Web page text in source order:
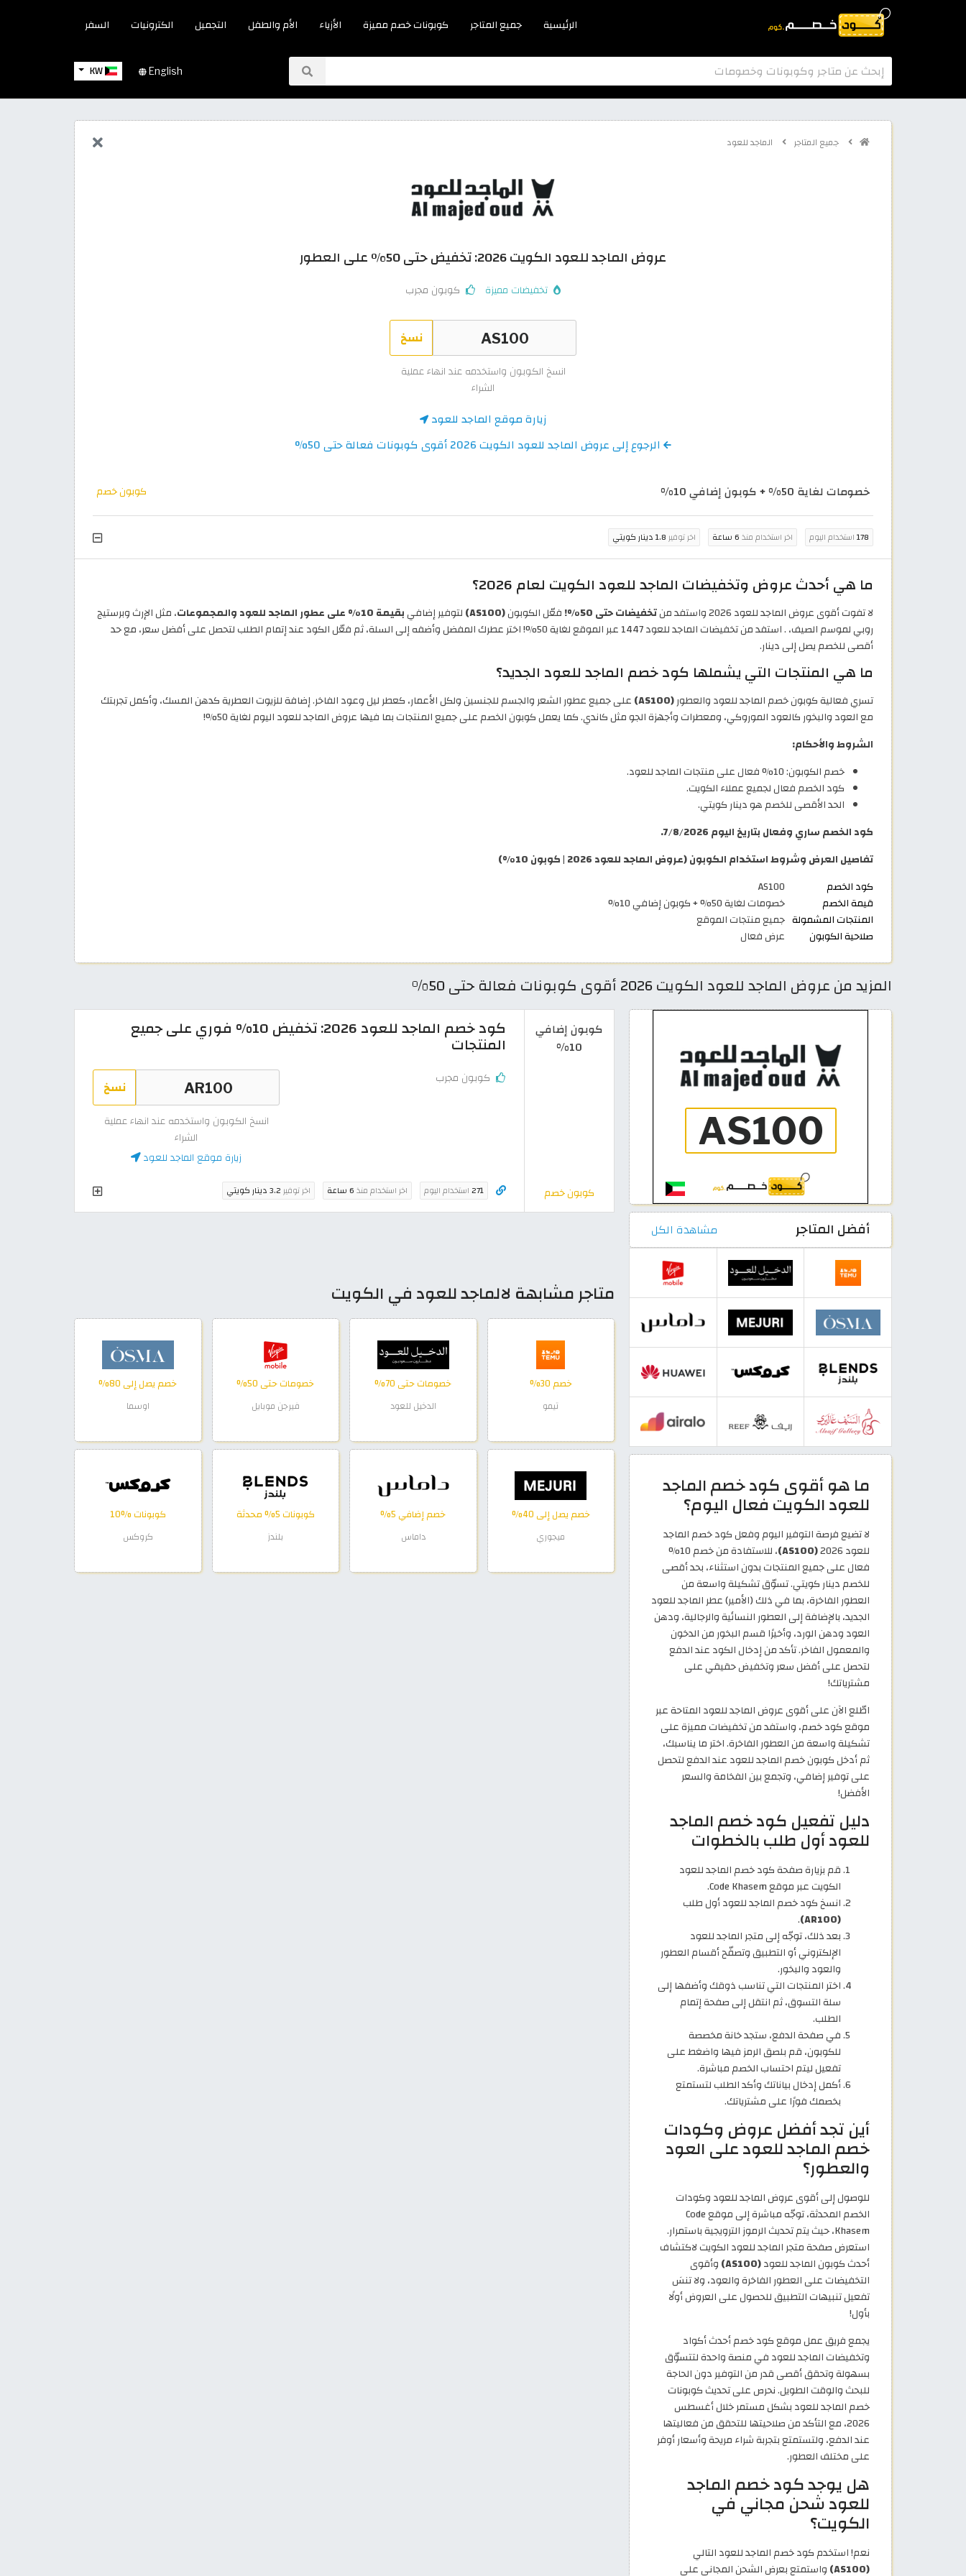
الرئيسية جميع المتاجر كوبونات خصم مميزة الأزياء الأم والطفل التجميل الكترونيات السفر
KW English
جميع المتاجر الماجد للعود
عروض الماجد للعود الكويت 2026: تخفيض حتى 50% على العطور
تخفيضات مميزة كوبون مجرب
نسخ
انسخ الكوبون واستخدمه عند انهاء عملية
الشراء
زيارة موقع الماجد للعود
الرجوع إلى عروض الماجد للعود الكويت 2026 أقوى كوبونات فعالة حتى 50%
خصومات لغاية 50% + كوبون إضافي 10% كوبون خصم
178استخدام اليوم اخر استخدام منذ6 ساعة اخر توفير1.8 دينار كويتي
ما هي أحدث عروض وتخفيضات الماجد للعود الكويت لعام 2026؟
لا تفوت أقوى عروض الماجد للعود 2026 واستفد من تخفيضات حتى 50%! فعّل الكوبون(AS100) لتوفير إضافيبقيمة 10% على عطور الماجد للعود والمجموعات
، مثل الإرث وبرستيج
روبي لموسم الصيف، . استفد من تخفيضات الماجد للعود 1447 عبر الموقع لغاية 50%! اختر عطرك المفضل وأضفه إلى السلة، ثم فعّل الكود عند إتمام الطلب لتحصل على أفضل سعر، مع حد
أقصى للخصم يصل إلى دينار.
ما هي المنتجات التي يشملها كود خصم الماجد للعود الجديد؟
تسري فعالية كوبون خصم الماجد للعود والعطور(AS100)
على جميع عطور الشعر والجسم للجنسين ولكل الأعمار، كعطر ليل وعود الفاخر. إضافة للزيوت العطرية كدهن المسك، وأكمل تجربتك
مع العود والبخور كالعود الموروكي، ومعطرات وأجهزة الجو مثل كاندي. كما يعمل كوبون الخصم على جميع المنتجات بما فيها عروض الماجد للعود اليوم لغاية 50%!
الشروط والأحكام:
خصم الكوبون: 10% فعال على منتجات الماجد للعود.
كود الخصم فعال لجميع عملاء الكويت.
الحد الأقصى للخصم هو دينار كويتي.
كود الخصم ساري وفعال بتاريخ اليوم 7/8/2026.
تفاصيل العرض وشروط استخدام الكوبون (عروض الماجد للعود 2026 | كوبون 10%)
كود الخصم
AS100
قيمة الخصم
خصومات لغاية 50% + كوبون إضافي 10%
المنتجات المشمولة جميع منتجات الموقع
صلاحية الكوبون
عرض فعال
المزيد من عروض الماجد للعود الكويت 2026 أقوى كوبونات فعالة حتى 50%
كوبون إضافي
10%
كوبون خصم
كود خصم الماجد للعود 2026: تخفيض 10% فوري على جميع
المنتجات
كوبون مجرب نسخ
انسخ الكوبون واستخدمه عند انهاء عملية
الشراء
زيارة موقع الماجد للعود
271استخدام اليوم اخر استخدام منذ6 ساعة اخر توفير3.2 دينار كويتي
متاجر مشابهة لالماجد للعود في الكويت
خصم 30%
تيمو
خصومات حتى 70%
الدخيل للعود
خصومات حتى 50%
فيرجن موبايل
خصم يصل إلى 80%
اوسما
خصم يصل إلى 40%
ميجوري
خصم إضافي 5%
داماس
كوبونات 5% محدثة
بلندز
كوبونات %10
كروكس
أفضل المتاجر مشاهدة الكل
ما هو أقوى كود خصم الماجد
للعود الكويت فعال اليوم؟
لا تضيع فرصة التوفير اليوم وفعل كود خصم الماجد
للعود 2026
(AS100)
، للاستفادة من خصم 10%
فعال على جميع المنتجات بدون استثناء، بحد أقصى
للخصم دينار كويتي. تسوّق تشكيلة واسعة من
العطور الفاخرة، بما في ذلك (الأمير) عطر الماجد للعود
الجديد، بالإضافة إلى العطور النسائية والرجالية، ودهن
العود ودهن الورد، وأخيرًا قسم البخور من الدخون
والمعمول الفاخر. تأكد من إدخال الكود عند الدفع
لتحصل على أفضل سعر وتخفيض حقيقي على
مشترياتك!
اطّلع الآن على أقوى عروض الماجد للعود المتاحة عبر
موقع كود خصم، واستفد من تخفيضات مميزة على
تشكيلة واسعة من العطور الفاخرة. اختر ما يناسبك،
ثم أدخل كوبون خصم الماجد للعود عند الدفع لتحصل
على توفير إضافي، وتجمع بين الفخامة والسعر
الأفضل!
دليل تفعيل كود خصم الماجد
للعود أول طلب بالخطوات
قم بزيارة صفحة كود خصم الماجد للعود
الكويت عبر موقع Code Khasem.
انسخ كود خصم الماجد للعود أول طلب
(AR100)
.
بعد ذلك، توجّه إلى متجر الماجد للعود
الإلكتروني أو التطبيق وتصفّح أقسام العطور
والعود والبخور.
اختر المنتجات التي تناسب ذوقك وأضفها إلى
سلة التسوق، ثم انتقل إلى صفحة إتمام
الطلب.
في صفحة الدفع، ستجد خانة مخصصة
للكوبون، قم بلصق الرمز فيها واضغط على
تفعيل ليتم احتساب الخصم مباشرة.
أكمل إدخال بياناتك وأكد الطلب لتستمتع
بخصمك فورًا على مشترياتك.
أين تجد أفضل عروض وكودات
خصم الماجد للعود على العود
والعطور؟
للوصول إلى أقوى عروض الماجد للعود وكودات
الخصم المحدثة، توجّه مباشرة إلى موقع Code
Khasem، حيث يتم تحديث الرموز الترويجية باستمرار.
استعرض صفحة متجر الماجد للعود الكويت لاكتشاف
أحدث كوبون الماجد للعود(AS100)
وأقوى
التخفيضات على العطور الفاخرة والعود، ولا تنسَ
تفعيل تنبيهات التطبيق للحصول على العروض أولًا
بأول!
يجمع فريق عمل موقع كود خصم أحدث أكواد
وتخفيضات الماجد للعود في منصة واحدة لتتسوّق
بسهولة وتحقق أقصى قدر من التوفير دون الحاجة
للبحث والوقت الطويل. نحرص على تحديث كوبونات
خصم الماجد للعود بشكل مستمر خلال أغسطس
2026، مع التأكد من صلاحيتها للتحقق من فعاليتها
عند الدفع، ولتستمتع بتجربة شراء مريحة وأسعار أوفر
على مختلف العطور.
هل يوجد كود خصم الماجد
للعود شحن مجاني في
الكويت؟
نعم! استخدم كود خصم الماجد للعود التالي
(AS100)
واستمتع بعرض الشحن المجاني على